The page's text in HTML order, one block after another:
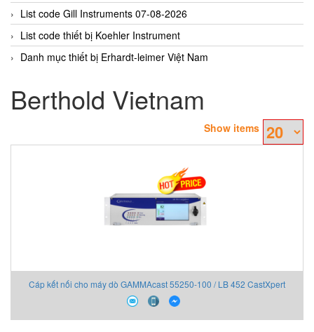
List code Gill Instruments 07-08-2026
List code thiết bị Koehler Instrument
Danh mục thiết bị Erhardt-leimer Việt Nam
Berthold Vietnam
Show items
Cáp kết nối cho máy dò GAMMAcast 55250-100 / LB 452 CastXpert
Berthold